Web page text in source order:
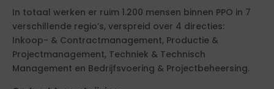
In totaal werken er ruim 1.200 mensen binnen PPO in 7
verschillende regio’s, verspreid over 4 directies:
Inkoop- & Contractmanagement, Productie &
Projectmanagement, Techniek & Technisch
Management en Bedrijfsvoering & Projectbeheersing.